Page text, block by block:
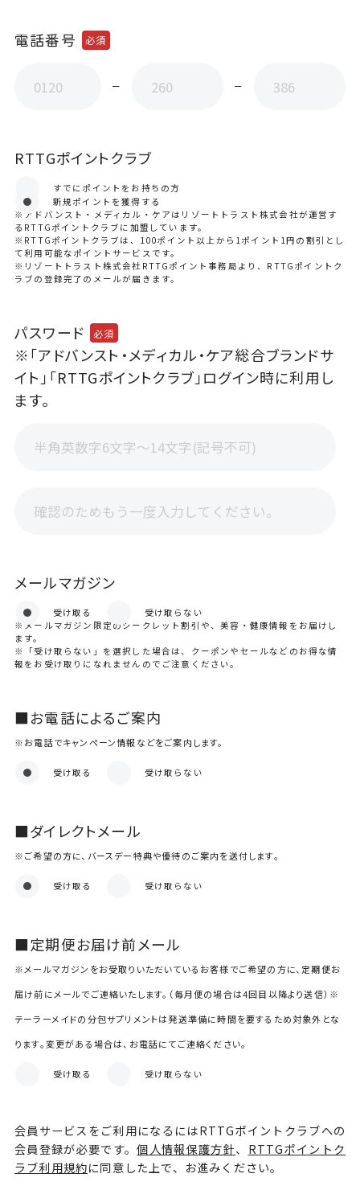
電話番号 必須
ー ー
RTTGポイントクラブ
すでにポイントをお持ちの方
新規ポイントを獲得する
※アドバンスト・メディカル・ケアはリゾートトラスト株式会社が運営す
るRTTGポイントクラブに加盟しています。
※RTTGポイントクラブは、100ポイント以上から1ポイント1円の割引とし
て利用可能なポイントサービスです。
※リゾートトラスト株式会社RTTGポイント事務局より、RTTGポイントク
ラブの登録完了のメールが届きます。
パスワード 必須
※「アドバンスト・メディカル・ケア総合ブランドサ
イト」「RTTGポイントクラブ」ログイン時に利用し
ます。
メールマガジン
受け取る
受け取らない
※メールマガジン限定のシークレット割引や、美容・健康情報をお届けし
ます。
※「受け取らない」を選択した場合は、クーポンやセールなどのお得な情
報をお受け取りになれませんのでご注意ください。
■お電話によるご案内
※お電話でキャンペーン情報などをご案内します。
受け取る 受け取らない
■ダイレクトメール
※ご希望の方に、バースデー特典や優待のご案内を送付します。
受け取る 受け取らない
■定期便お届け前メール
※メールマガジンをお受取りいただいているお客様でご希望の方に、定期便お
届け前にメールでご連絡いたします。（毎月便の場合は4回目以降より送信）※
テーラーメイドの分包サプリメントは発送準備に時間を要するため対象外とな
ります。変更がある場合は、お電話にてご連絡ください。
受け取る 受け取らない
会員サービスをご利用になるにはRTTGポイントクラブへの
会員登録が必要です。個人情報保護方針、 RTTGポイントク
ラブ利用規約に同意した上で、お進みください。